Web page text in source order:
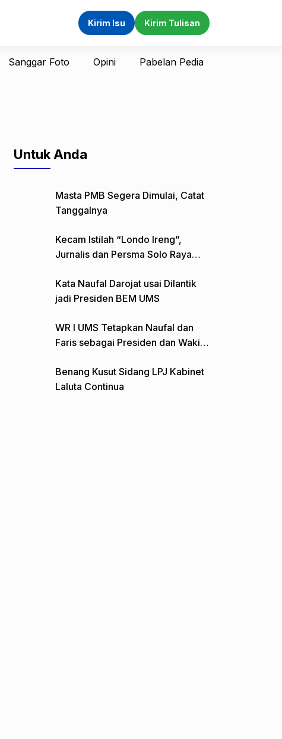
Kirim Isu Kirim Tulisan
Sanggar Foto Opini Pabelan Pedia
Untuk Anda
Masta PMB Segera Dimulai, Catat
Tanggalnya
Kecam Istilah “Londo Ireng”,
Jurnalis dan Persma Solo Raya
Kata Naufal Darojat usai Dilantik
jadi Presiden BEM UMS
WR I UMS Tetapkan Naufal dan
Faris sebagai Presiden dan Wakil
Benang Kusut Sidang LPJ Kabinet
Laluta Continua